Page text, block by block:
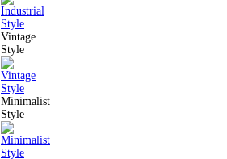
Vintage
Style
Minimalist
Style